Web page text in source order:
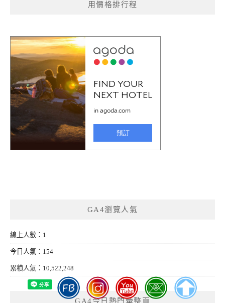
用價格排行程
GA4瀏覽人氣
線上人數：1
今日人氣：154
累積人氣：10,522,248
GA4今日熱門彙整頁